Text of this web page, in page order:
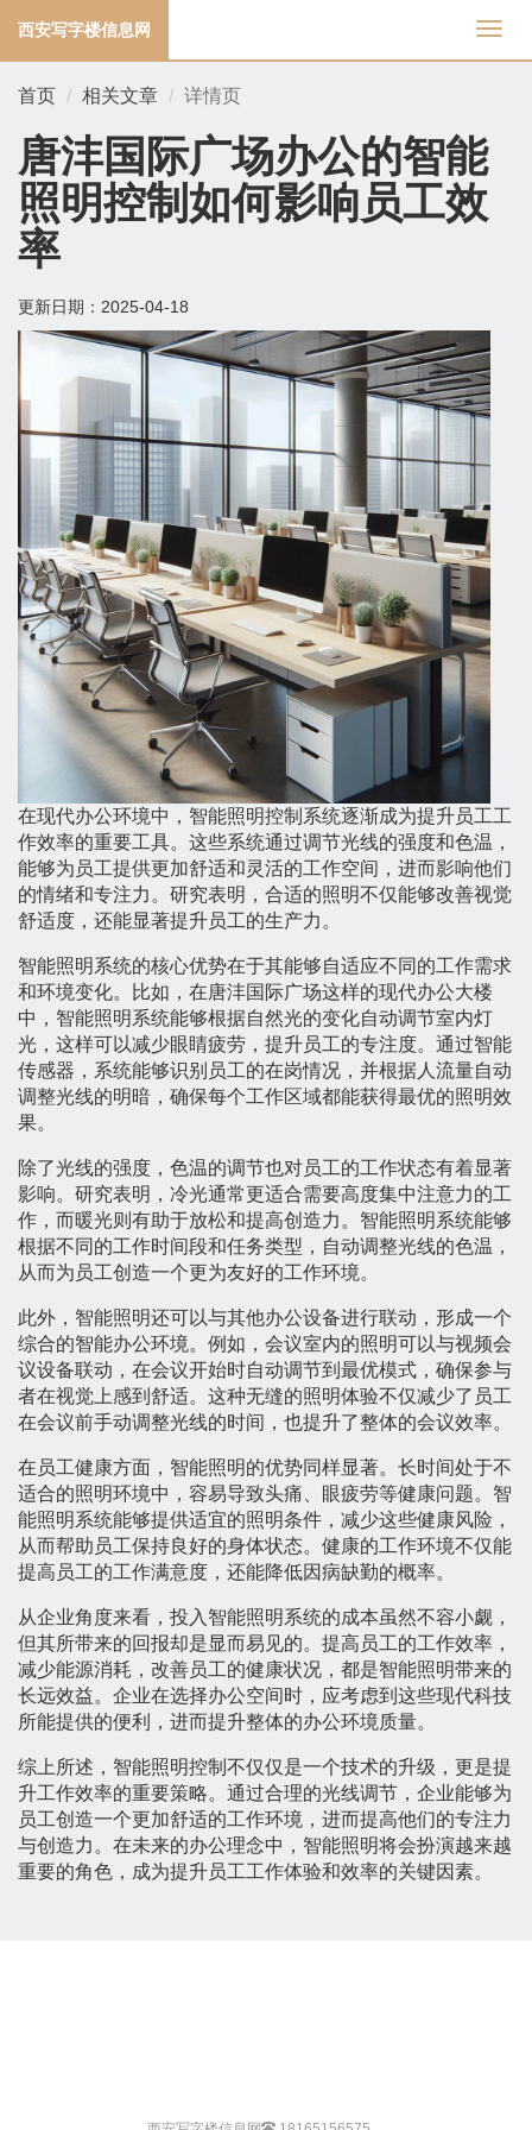
切
换
西安写字楼信息网
首页 相关文章 详情页
唐沣国际广场办公的智能
照明控制如何影响员工效
率
更新日期： 2025-04-18
在现代办公环境中，智能照明控制系统逐渐成为提升员工工
作效率的重要工具。这些系统通过调节光线的强度和色温，
能够为员工提供更加舒适和灵活的工作空间，进而影响他们
的情绪和专注力。研究表明，合适的照明不仅能够改善视觉
舒适度，还能显著提升员工的生产力。
智能照明系统的核心优势在于其能够自适应不同的工作需求
和环境变化。比如，在唐沣国际广场这样的现代办公大楼
中，智能照明系统能够根据自然光的变化自动调节室内灯
光，这样可以减少眼睛疲劳，提升员工的专注度。通过智能
传感器，系统能够识别员工的在岗情况，并根据人流量自动
调整光线的明暗，确保每个工作区域都能获得最优的照明效
果。
除了光线的强度，色温的调节也对员工的工作状态有着显著
影响。研究表明，冷光通常更适合需要高度集中注意力的工
作，而暖光则有助于放松和提高创造力。智能照明系统能够
根据不同的工作时间段和任务类型，自动调整光线的色温，
从而为员工创造一个更为友好的工作环境。
此外，智能照明还可以与其他办公设备进行联动，形成一个
综合的智能办公环境。例如，会议室内的照明可以与视频会
议设备联动，在会议开始时自动调节到最优模式，确保参与
者在视觉上感到舒适。这种无缝的照明体验不仅减少了员工
在会议前手动调整光线的时间，也提升了整体的会议效率。
在员工健康方面，智能照明的优势同样显著。长时间处于不
适合的照明环境中，容易导致头痛、眼疲劳等健康问题。智
能照明系统能够提供适宜的照明条件，减少这些健康风险，
从而帮助员工保持良好的身体状态。健康的工作环境不仅能
提高员工的工作满意度，还能降低因病缺勤的概率。
从企业角度来看，投入智能照明系统的成本虽然不容小觑，
但其所带来的回报却是显而易见的。提高员工的工作效率，
减少能源消耗，改善员工的健康状况，都是智能照明带来的
长远效益。企业在选择办公空间时，应考虑到这些现代科技
所能提供的便利，进而提升整体的办公环境质量。
综上所述，智能照明控制不仅仅是一个技术的升级，更是提
升工作效率的重要策略。通过合理的光线调节，企业能够为
员工创造一个更加舒适的工作环境，进而提高他们的专注力
与创造力。在未来的办公理念中，智能照明将会扮演越来越
重要的角色，成为提升员工工作体验和效率的关键因素。